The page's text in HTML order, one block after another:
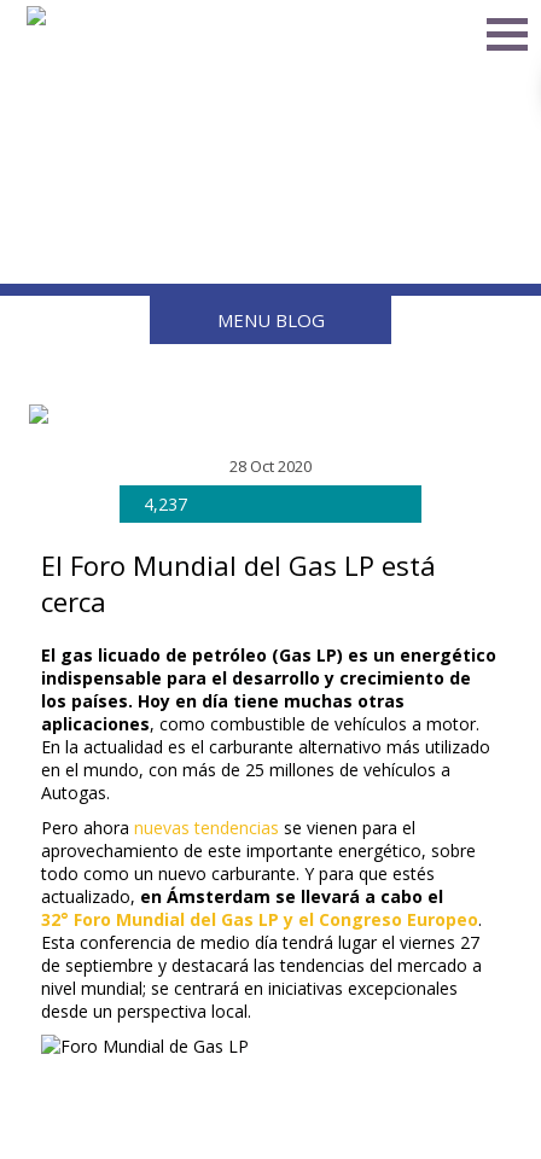
MENU BLOG
28 Oct 2020
4,237
El Foro Mundial del Gas LP está
cerca
El gas licuado de petróleo (Gas LP) es un energético
indispensable para el desarrollo y crecimiento de
los países. Hoy en día tiene muchas otras
aplicaciones, como combustible de vehículos a motor.
En la actualidad es el carburante alternativo más utilizado
en el mundo, con más de 25 millones de vehículos a
Autogas.
Pero ahora nuevas tendencias se vienen para el
aprovechamiento de este importante energético, sobre
todo como un nuevo carburante. Y para que estés
actualizado, en Ámsterdam se llevará a cabo el
32° Foro Mundial del Gas LP y el Congreso Europeo.
Esta conferencia de medio día tendrá lugar el viernes 27
de septiembre y destacará las tendencias del mercado a
nivel mundial; se centrará en iniciativas excepcionales
desde un perspectiva local.